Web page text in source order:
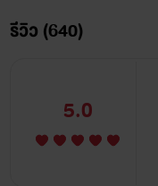
เดม่อนโอลิเวีย
รีวิว (640)
5.0